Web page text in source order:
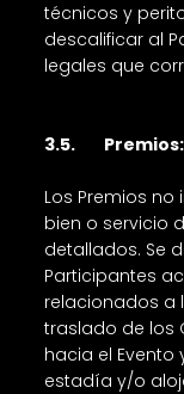
técnicos y
descalificar al
legales que
3.5. Premios:
Los Premios
bien o servicio
detallados. Se
Participantes
relacionados a
traslado de los
hacia el
estadía y/o